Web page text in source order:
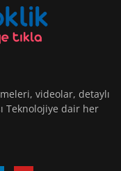
videolar, detaylı
Teknolojiye dair her